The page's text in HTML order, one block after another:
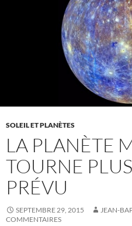
SOLEIL ET PLANÈTES
LA PLANÈTE
TOURNE
PRÉVU
SEPTEMBRE 29, 2015 JEAN-
COMMENTAIRES